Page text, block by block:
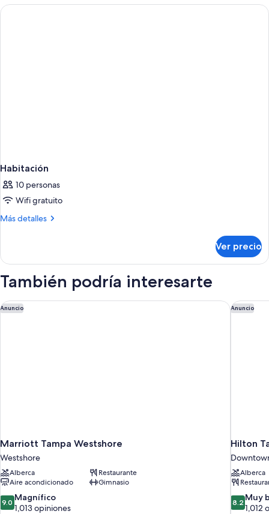
Habitación
10 personas
Wifi gratuito
Más detalles
Más
Ver precio
También podría interesarte
Anuncio
Marriott Tampa Westshore
Westshore
Alberca
Restaurante
Aire acondicionado
Gimnasio
9.0
de
9.0 Magnífico
1,013 opiniones
Marriott Tampa Westshore Anuncio
Hilton
Alberca
8.2
de
8.2 Muy
1,012
Hilton